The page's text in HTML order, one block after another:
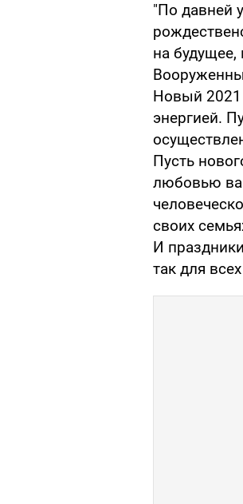
"По давней
на
Новый
энергией.
Пусть
любовью
своих
И
так для